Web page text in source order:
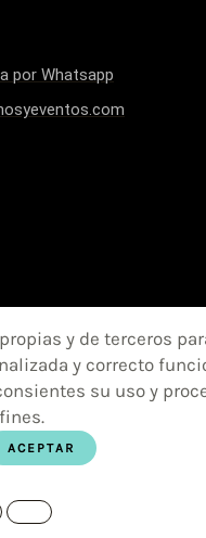
por Whatsapp
y de terceros
y correcto
su uso y
ACEPTAR